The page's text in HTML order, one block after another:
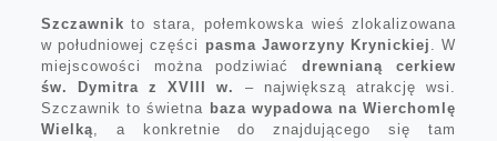
Szczawnikto stara, połemkowska wieś zlokalizowana
w południowej części pasma Jaworzyny Krynickiej . W
miejscowości można podziwiaćdrewnianą cerkiew
św. Dymitra z XVIII w.
– największą atrakcję wsi.
Szczawnik to świetna baza wypadowa na Wierchomlę
Wielką, a konkretnie do znajdującego się tam